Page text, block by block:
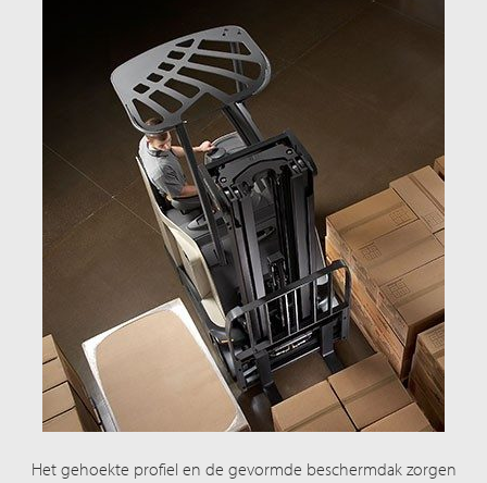
Het gehoekte profiel en de gevormde beschermdak zorgen